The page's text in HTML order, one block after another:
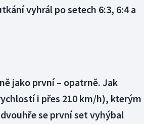
vyhrál po setech 6:3, 6:4 a
jako první – opatrně. Jak
i přes 210 km/h), kterým
se první set vyhýbal